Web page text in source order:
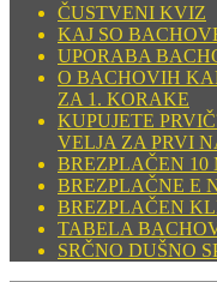
ČUSTVENI KVIZ
KAJ SO
UPORABA
O BACHOVIH
ZA 1. KORAKE
KUPUJETE
VELJA ZA PRVI
BREZPLAČEN 10
BREZPLAČNE E
BREZPLAČEN
TABELA
SRČNO DUŠNO